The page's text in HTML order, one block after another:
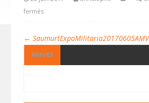
fermés
←
AMV83